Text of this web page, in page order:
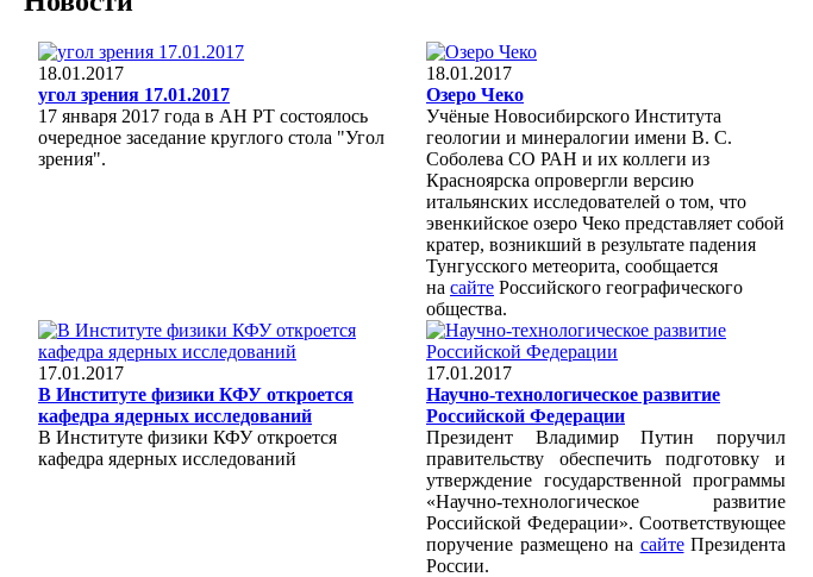
18.01.2017
угол зрения 17.01.2017
17 января 2017 года в АН РТ состоялось
очередное заседание круглого стола "Угол
зрения".
18.01.2017
Озеро Чеко
Учёные Новосибирского Института
геологии и минералогии имени В. С.
Соболева СО РАН и их коллеги из
Красноярска опровергли версию
итальянских исследователей о том, что
эвенкийское озеро Чеко представляет собой
кратер, возникший в результате падения
Тунгусского метеорита, сообщается
на сайте Российского географического
общества.
17.01.2017
В Институте физики КФУ откроется
кафедра ядерных исследований
В Институте физики КФУ откроется
кафедра ядерных исследований
17.01.2017
Научно-технологическое развитие
Российской Федерации
Президент Владимир Путин поручил
правительству обеспечить подготовку и
утверждение государственной программы
«Научно-технологическое развитие
Российской Федерации». Соответствующее
поручение размещено на сайтеПрезидента
России.